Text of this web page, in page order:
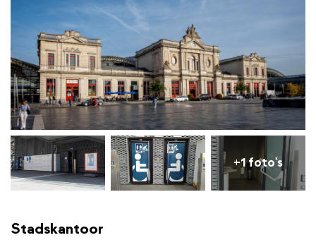
+1 foto's
Stadskantoor